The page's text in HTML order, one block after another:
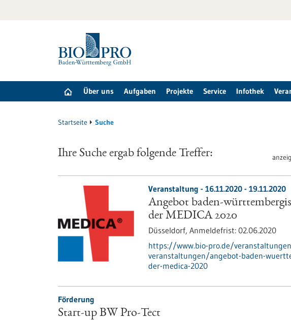
Über uns Aufgaben Projekte Service Infothek
Startseite Suche
Ihre Suche ergab folgende Treffer:
Veranstaltung - 16.11.2020- 19.11.2020
Angebot baden-
der MEDICA 2020
Düsseldorf, Anmeldefrist: 02.06.2020
https://www.bio-pro.de/
veranstaltungen/angebot-baden-
der-medica-2020
Förderung
Start-up BW Pro-Tect